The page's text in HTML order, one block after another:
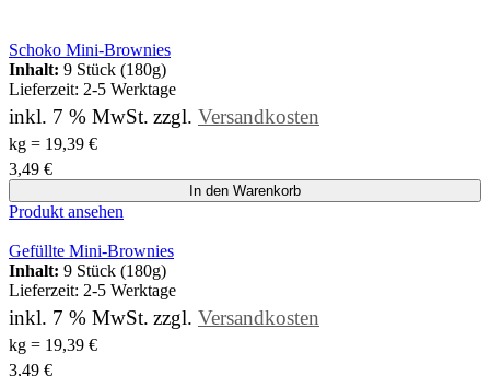
Schoko Mini-Brownies
Inhalt: 9 Stück (180g)
Lieferzeit: 2-5 Werktage
inkl. 7 % MwSt. zzgl. Versandkosten
kg = 19,39 €
3,49 €
In den Warenkorb
Produkt ansehen
Gefüllte Mini-Brownies
Inhalt: 9 Stück (180g)
Lieferzeit: 2-5 Werktage
inkl. 7 % MwSt. zzgl. Versandkosten
kg = 19,39 €
3,49 €